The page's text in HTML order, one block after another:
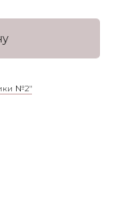
№2"